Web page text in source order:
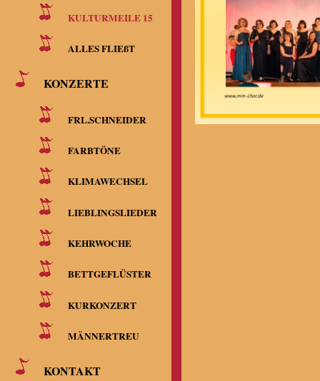
KULTURMEILE 15
ALLES FLIEßT
KONZERTE
FRL.SCHNEIDER
FARBTÖNE
KLIMAWECHSEL
LIEBLINGSLIEDER
KEHRWOCHE
BETTGEFLÜSTER
KURKONZERT
MÄNNERTREU
KONTAKT